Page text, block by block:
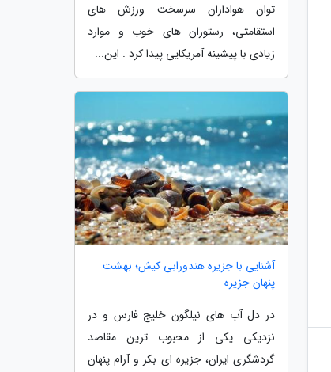
توان هواداران سرسخت ورزش های
استقامتی، رستوران های خوب و موارد
زیادی با پیشینه آمریکایی پیدا کرد . این...
آشنایی با جزیره هندورابی کیش؛ بهشت
پنهان جزیره
در دل آب های نیلگون خلیج فارس و در
نزدیکی یکی از محبوب ترین مقاصد
گردشگری ایران، جزیره ای بکر و آرام پنهان